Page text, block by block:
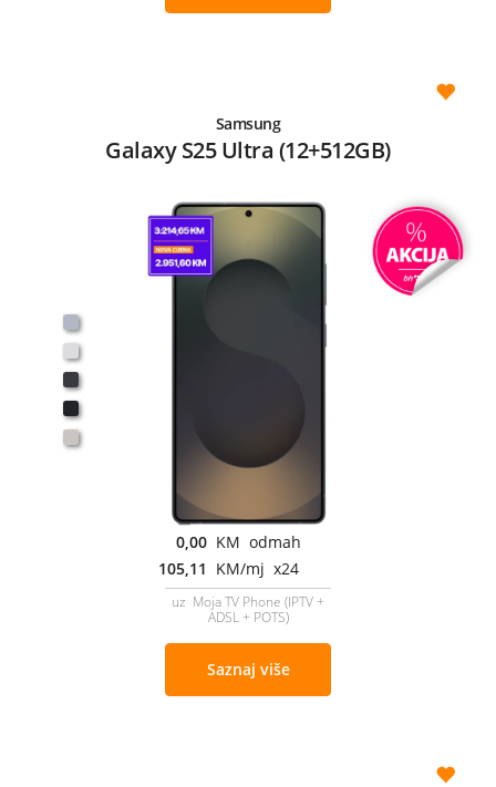
Samsung
Galaxy S25 Ultra (12+512GB)
0,00 KM odmah
105,11 KM/mj x24
uz Moja TV Phone (IPTV +
ADSL + POTS)
Saznaj više